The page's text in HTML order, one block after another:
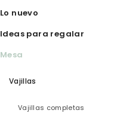
Lo nuevo
Ideas para regalar
Mesa
Vajillas
Vajillas completas